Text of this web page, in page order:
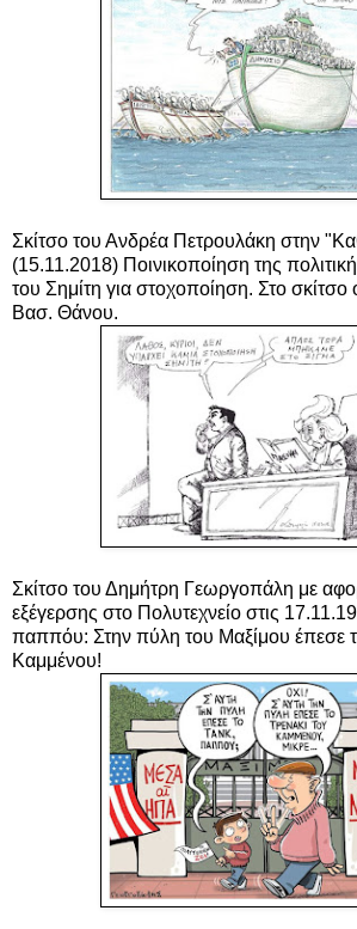
Σκίτσο του Ανδρέα Πετρουλάκη στην
(15.11.2018) Ποινικοποίηση της
του Σημίτη για στοχοποίηση. Στο σκίτσο
Βασ. Θάνου.
Σκίτσο του Δημήτρη Γεωργοπάλη με
εξέγερσης στο Πολυτεχνείο στις
παππόυ: Στην πύλη του Μαξίμου έπεσε
Καμμένου!